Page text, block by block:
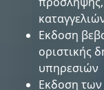
Εκδοση
οριστικής
υπηρεσιών
Εκδοση